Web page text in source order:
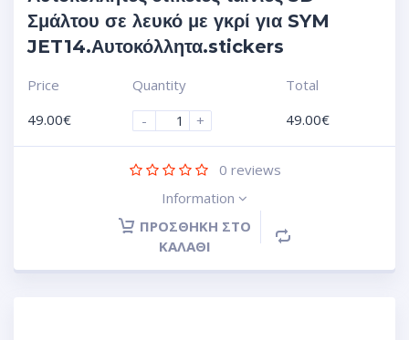
Σμάλτου σε λευκό με γκρί για SYM
JET14.Αυτοκόλλητα.stickers
Price
49.00€
Quantity
-
+
Total
49.00€
0 reviews
Information
ΠΡΟΣΘΉΚΗ ΣΤΟ
ΚΑΛΆΘΙ